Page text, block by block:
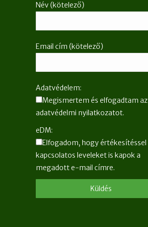
Név (kötelező)
Email cím (kötelező)
Adatvédelem:
Megismertem és elfogadtam az
adatvédelmi nyilatkozatot.
eDM:
Elfogadom, hogy értékesítéssel
kapcsolatos leveleket is kapok a
megadott e-mail címre.